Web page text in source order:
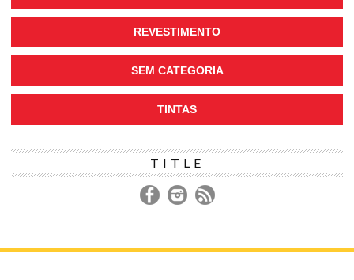
REVESTIMENTO
SEM CATEGORIA
TINTAS
TITLE